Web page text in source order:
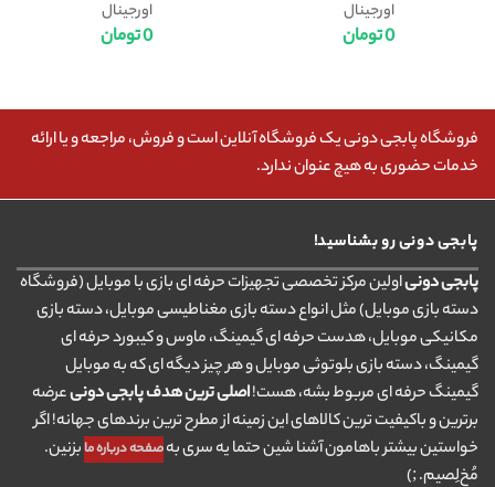
اورجینال
0تومان
اورجینال
0تومان
فروشگاه پابجی دونی یک فروشگاه آنلاین است و فروش، مراجعه و یا ارائه
خدمات حضوری به هیچ عنوان ندارد.
پابجی دونی رو بشناسید!
پابجی دونیاولین مرکز تخصصی تجهیزات حرفه ای بازی با موبایل (فروشگاه
دسته بازی موبایل) مثل انواع دسته بازی مغناطیسی موبایل، دسته بازی
مکانیکی موبایل، هدست حرفه ای گیمینگ، ماوس و کیبورد حرفه ای
گیمینگ، دسته بازی بلوتوثی موبایل و هر چیز دیگه ای که به موبایل
گیمینگ حرفه ای مربوط بشه، هست!اصلی ترین هدف پابجی دونیعرضه
برترین و باکیفیت ترین کالاهای این زمینه از مطرح ترین برندهای جهانه! اگر
خواستین بیشتر باهامون آشنا شین حتما یه سری بهصفحه درباره ما بزنین.
مُخ‌لِصیم. ;)